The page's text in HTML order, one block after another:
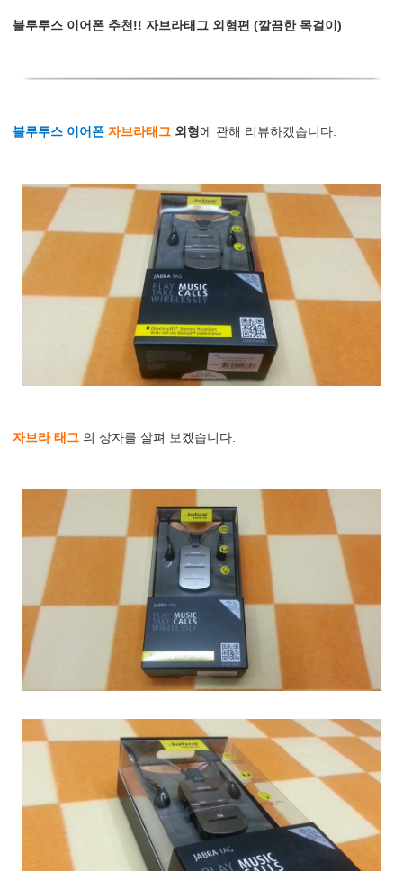
블루투스 이어폰 추천!! 자브라태그 외형편 (깔끔한 목걸이)
블루투스 이어폰 자브라태그 외형에 관해 리뷰하겠습니다.
자브라 태그 의 상자를 살펴 보겠습니다.